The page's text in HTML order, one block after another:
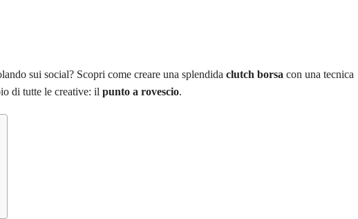
sui social? Scopri come creare una splendida clutch borsa con una tecnica
di tutte le creative: il punto a rovescio.